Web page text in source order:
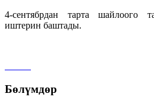
4-сентябрдан тарта шайлоого
иштерин баштады.
Бөлүмдөр